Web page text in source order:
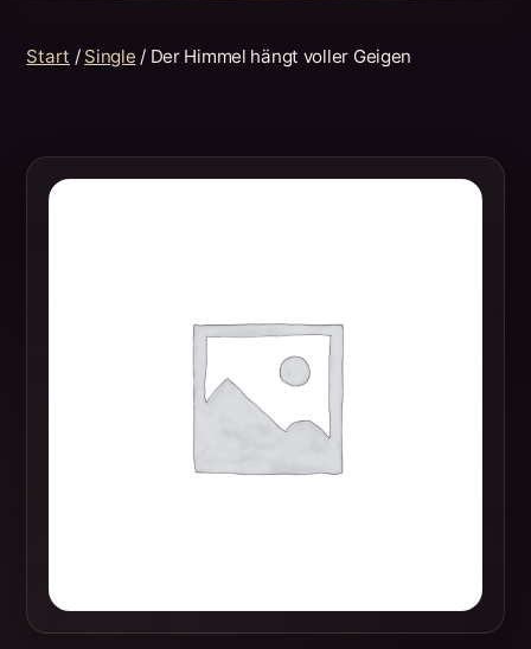
Start / Single / Der Himmel hängt voller Geigen